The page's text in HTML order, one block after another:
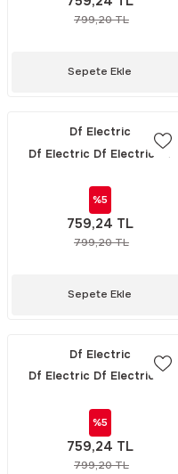
799,20 TL
Sepete Ekle
Df Electric
Df Electric Df Electric Df
22x58mm 690V 50A (492037)
%5
759,24 TL
799,20 TL
Sepete Ekle
Df Electric
Df Electric Df Electric Df
22x58mm 690V 32A (492035)
%5
759,24 TL
799,20 TL